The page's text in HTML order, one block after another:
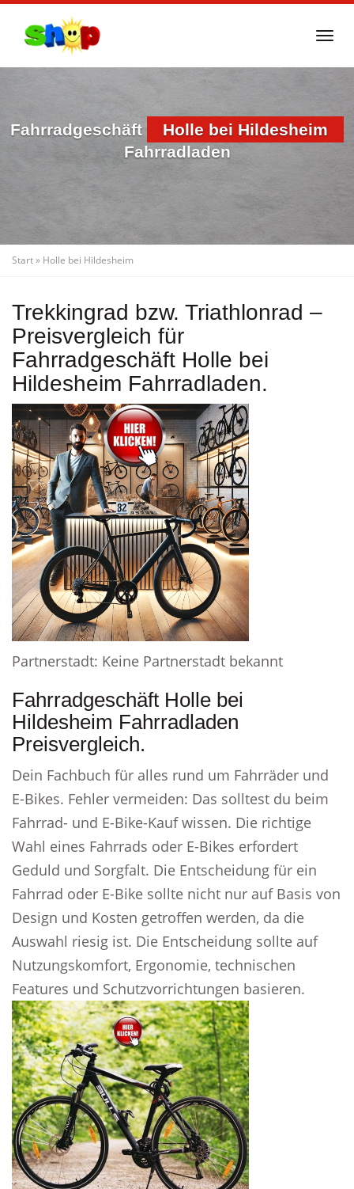
Fahrradgeschäft
Holle bei Hildesheim
Fahrradladen
Start» Holle bei Hildesheim
Trekkingrad bzw. Triathlonrad –
Preisvergleich für
Fahrradgeschäft Holle bei
Hildesheim Fahrradladen.
Partnerstadt: Keine Partnerstadt bekannt
Fahrradgeschäft Holle bei
Hildesheim Fahrradladen
Preisvergleich.
Dein Fachbuch für alles rund um Fahrräder und
E-Bikes. Fehler vermeiden: Das solltest du beim
Fahrrad- und E-Bike-Kauf wissen. Die richtige
Wahl eines Fahrrads oder E-Bikes erfordert
Geduld und Sorgfalt. Die Entscheidung für ein
Fahrrad oder E-Bike sollte nicht nur auf Basis von
Design und Kosten getroffen werden, da die
Auswahl riesig ist. Die Entscheidung sollte auf
Nutzungskomfort, Ergonomie, technischen
Features und Schutzvorrichtungen basieren.